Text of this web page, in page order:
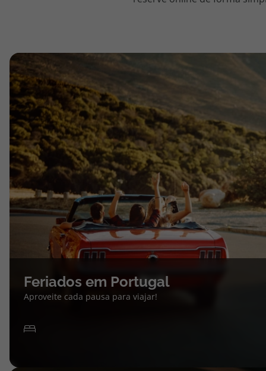
topatlantico@topatlantico.com
Feriados em Portugal
Aproveite cada pausa para viajar!